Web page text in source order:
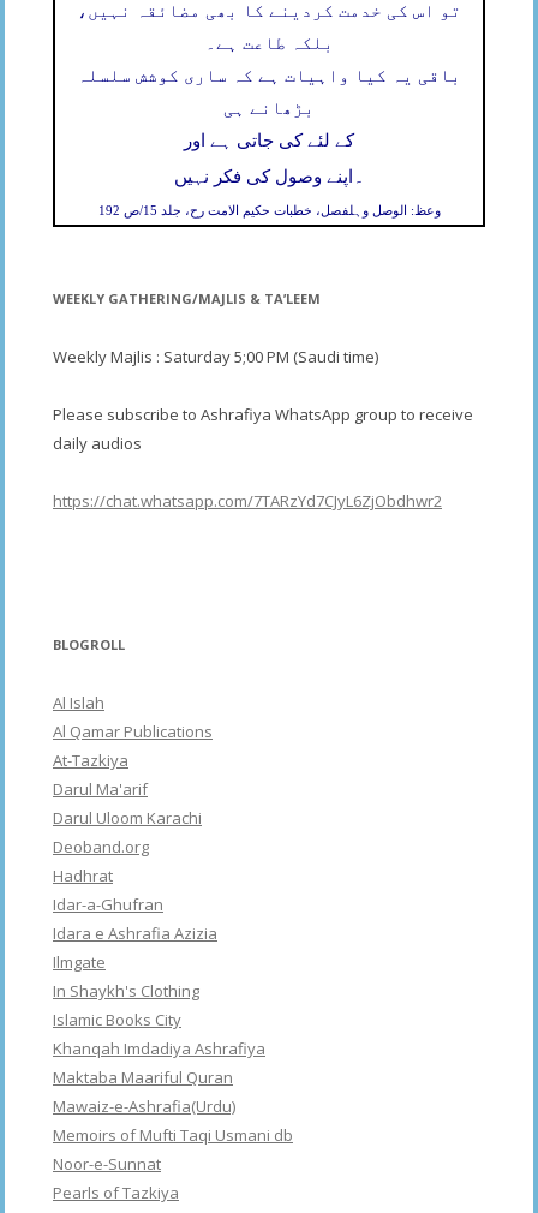
تو اس کی خدمت کردینے کا بھی مضائقہ نہیں،
بلکہ طاعت ہے۔
باقی یہ کیا واہیات ہے کہ ساری کوشش سلسلہ
بڑھانے ہی
کے لئے کی جاتی ہے اور
اپنے وصول کی فکر نہیں ۔
وعظ: الوصل وہلفصل، خطبات حکیم الامت رح، جلد 15/ص 192
WEEKLY GATHERING/MAJLIS & TA’LEEM
Weekly Majlis : Saturday 5;00 PM (Saudi time)
Please subscribe to Ashrafiya WhatsApp group to receive
daily audios
https://chat.whatsapp.com/7TARzYd7CJyL6ZjObdhwr2
BLOGROLL
Al Islah
Al Qamar Publications
At-Tazkiya
Darul Ma'arif
Darul Uloom Karachi
Deoband.org
Hadhrat
Idar-a-Ghufran
Idara e Ashrafia Azizia
Ilmgate
In Shaykh's Clothing
Islamic Books City
Khanqah Imdadiya Ashrafiya
Maktaba Maariful Quran
Mawaiz-e-Ashrafia(Urdu)
Memoirs of Mufti Taqi Usmani db
Noor-e-Sunnat
Pearls of Tazkiya